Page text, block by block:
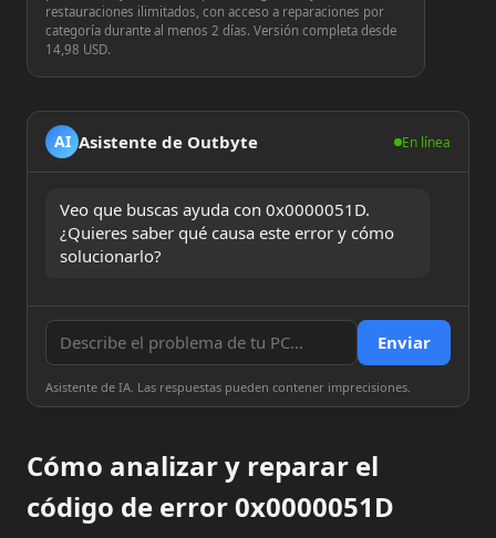
restauraciones ilimitados, con acceso a reparaciones por
categoría durante al menos 2 días. Versión completa desde
14,98 USD.
AI Asistente de Outbyte En línea
Veo que buscas ayuda con 0x0000051D.
¿Quieres saber qué causa este error y cómo
solucionarlo?
Enviar
Asistente de IA. Las respuestas pueden contener imprecisiones.
Cómo analizar y reparar el
código de error 0x0000051D